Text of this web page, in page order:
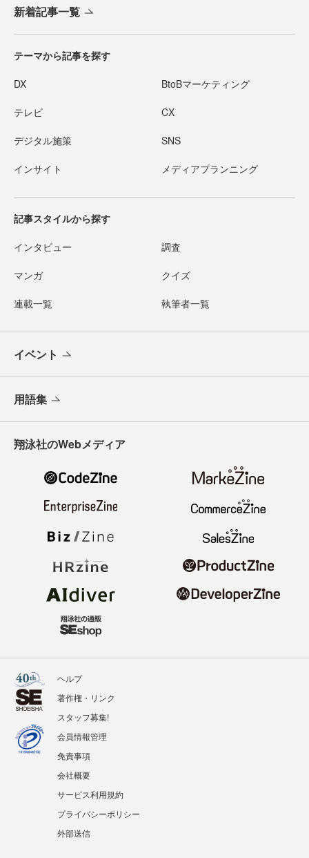
新着記事一覧
テーマから記事を探す
DX BtoBマーケティング
テレビ CX
デジタル施策 SNS
インサイト メディアプランニング
記事スタイルから探す
インタビュー 調査
マンガ クイズ
連載一覧 執筆者一覧
イベント
用語集
翔泳社のWebメディア
ヘルプ
著作権・リンク
スタッフ募集!
会員情報管理
免責事項
会社概要
サービス利用規約
プライバシーポリシー
外部送信